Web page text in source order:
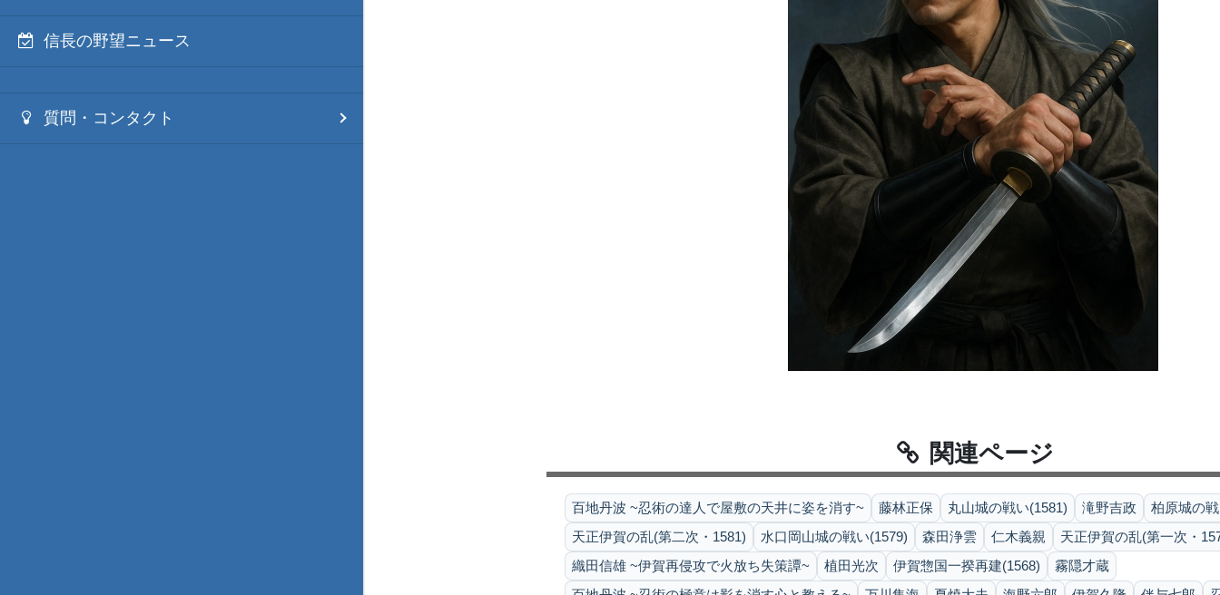
信長の野望ニュース
質問・コンタクト
関連ページ
百地丹波 ~忍術の達人で屋敷の天井に姿を消す~ 藤林正保 丸山城の戦い(1581) 滝野吉政
柏原城の
天正伊賀の乱(第二次・1581)
水口岡山城の戦い(1579) 森田浄雲 仁木義親
天正伊賀の乱(第一次・
織田信雄 ~伊賀再侵攻で火放ち失策譚~
植田光次 伊賀惣国一揆再建(1568)
霧隠才蔵